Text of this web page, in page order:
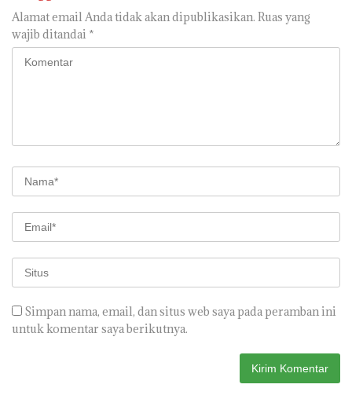
Alamat email Anda tidak akan dipublikasikan. Ruas yang
wajib ditandai *
Simpan nama, email, dan situs web saya pada peramban ini
untuk komentar saya berikutnya.